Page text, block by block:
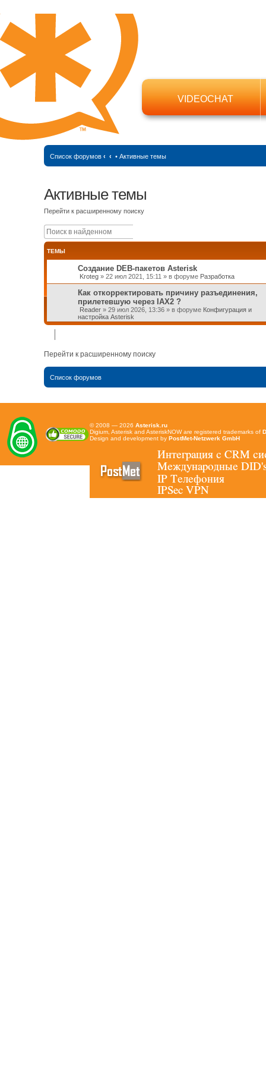
VIDEOCHAT
Список форумов ‹ ‹ • Активные темы
Активные темы
Перейти к расширенному поиску
ТЕМЫ
Создание DEB-пакетов Asterisk
Kroteg» 22 июл 2021, 15:11» в форуме Разработка
Как откорректировать причину разъединения,
прилетевшую через IAX2 ?
Reader» 29 июл 2026, 13:36» в форуме Конфигурация и
настройка Asterisk
Перейти к расширенному поиску
Список форумов
© 2008 — 2026 Asterisk.ru
Digium, Asterisk and AsteriskNOW are registered trademarks of
Design and development by PostMet-Netzwerk GmbH